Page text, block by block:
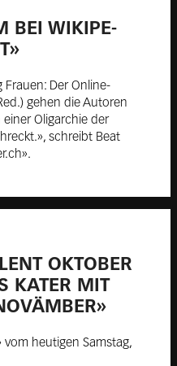
BEI WI­KI­PE­
Frauen: Der Online-
gehen die Autoren
einer Oligarchie der
schreibt Beat
OK­TO­BER
KATER MIT
vom heutigen Samstag,